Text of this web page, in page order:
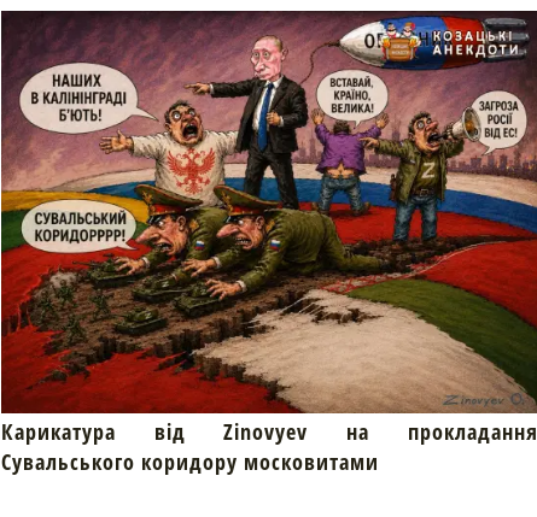
Карикатура від Zinovyev на прокладання
Сувальського коридору московитами